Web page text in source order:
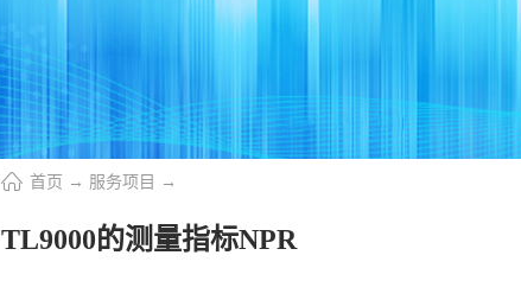
首页 → 服务项目 →
TL9000的测量指标NPR